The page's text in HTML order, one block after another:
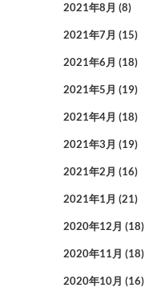
2021年8月 (8)
2021年7月 (15)
2021年6月 (18)
2021年5月 (19)
2021年4月 (18)
2021年3月 (19)
2021年2月 (16)
2021年1月 (21)
2020年12月 (18)
2020年11月 (18)
2020年10月 (16)